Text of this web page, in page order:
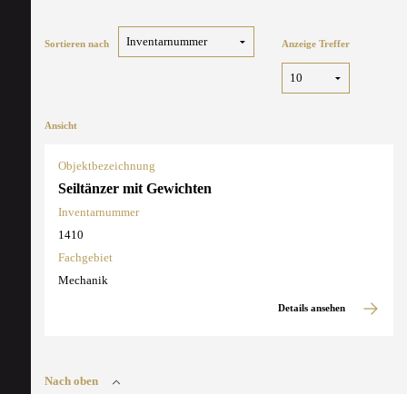
Sortieren nach Anzeige Treffer
Ansicht
Objektbezeichnung
Seiltänzer mit Gewichten
Inventarnummer
1410
Fachgebiet
Mechanik
Details ansehen
Nach oben